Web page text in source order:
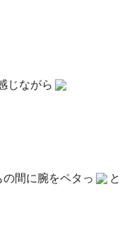
じながら
間に腕をペタっ
と